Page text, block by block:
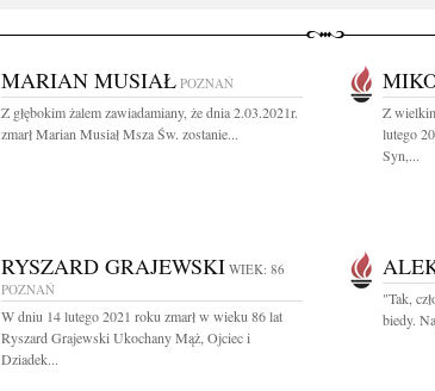
MARIAN MUSIAŁ POZNAŃ
Z głębokim żalem zawiadamiany, że dnia 2.03.2021r.
zmarł Marian Musiał Msza Św. zostanie...
Z
lutego
Syn,...
RYSZARD GRAJEWSKI WIEK: 86
POZNAŃ
W dniu 14 lutego 2021 roku zmarł w wieku 86 lat
Ryszard Grajewski Ukochany Mąż, Ojciec i
Dziadek...
"Tak,
biedy.